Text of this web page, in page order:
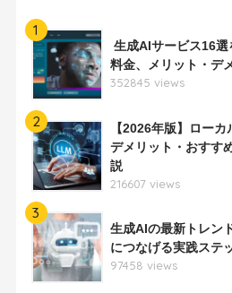
1
生成AIサービス16
料金、メリット・デ
352845 views
2
【2026年版】ロー
デメリット・おすす
説
216607 views
3
生成AIの最新トレン
につなげる実践ステ
97458 views